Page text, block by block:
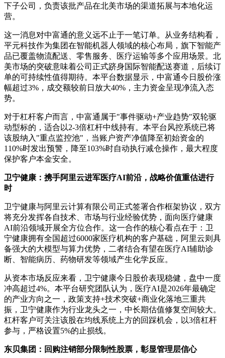
下子公司，负责该批产品在北美市场的渠道拓展与本地化运
营。
这一消息对中富通的意义远不止于一笔订单。从业务结构看，
平元科技作为集团在智能机器人领域的核心布局，旗下智能产
品已覆盖物流配送、零售服务、医疗运输等多个应用场景。北
美市场的突破意味着公司正式跻身国际智能配送赛道，后续订
单的可持续性值得期待。本平台数据显示，中富通今日股价涨
幅超过3%，成交额较前日放大40%，主力资金呈现净流入态
势。
对于杠杆客户而言，中富通属于"事件驱动+产业趋势"双轮驱
动型标的，适合以2-3倍杠杆中线持有。本平台风控系统已将
该股纳入"重点监控池"，当账户资产净值降至初始资金的
110%时发出预警，降至103%时自动执行减仓操作，最大程度
保护客户本金安全。
卫宁健康：携手阿里云进军医疗AI前沿，战略价值重估进行
时
卫宁健康与阿里云计算有限公司正式签署合作框架协议，双方
将充分发挥各自技术、市场与行业经验优势，面向医疗健康
AI前沿领域开展全方位合作。这一合作的核心看点在于：卫
宁健康拥有全国超过6000家医疗机构的客户基础，阿里云则具
备强大的大模型与算力优势，二者结合有望在医疗AI辅助诊
断、智能病历、药物研发等领域产生化学反应。
从资本市场反应来看，卫宁健康今日股价表现稳健，盘中一度
冲高超过4%。本平台研究团队认为，医疗AI是2026年最确定
的产业方向之一，政策支持+技术突破+商业化落地三重共
振，卫宁健康作为行业龙头之一，中长期估值修复空间较大。
杠杆客户可关注该股在均线系统上方的回踩机会，以3倍杠杆
参与，严格设置5%的止损线。
东贝集团：回购注销部分限制性股票，彰显管理层信心